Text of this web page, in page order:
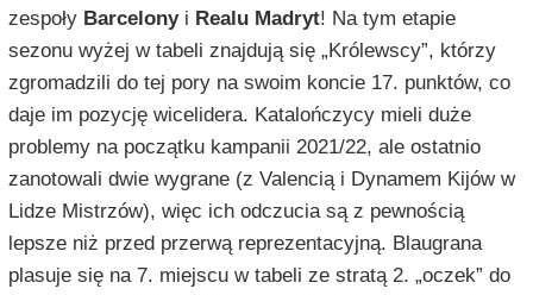
zespołyBarcelonyi Realu Madryt! Na tym etapie
sezonu wyżej w tabeli znajdują się „Królewscy”, którzy
zgromadzili do tej pory na swoim koncie 17. punktów, co
daje im pozycję wicelidera. Katalończycy mieli duże
problemy na początku kampanii 2021/22, ale ostatnio
zanotowali dwie wygrane (z Valencią i Dynamem Kijów w
Lidze Mistrzów), więc ich odczucia są z pewnością
lepsze niż przed przerwą reprezentacyjną. Blaugrana
plasuje się na 7. miejscu w tabeli ze stratą 2. „oczek” do